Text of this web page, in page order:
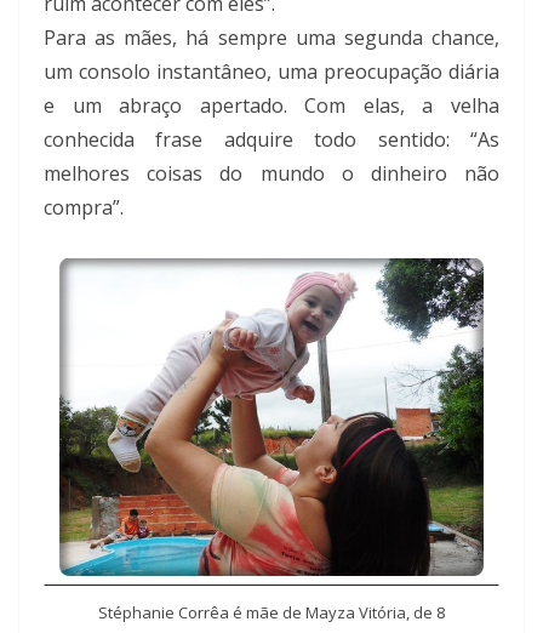
Para as mães, há sempre uma segunda chance,
um consolo instantâneo, uma preocupação diária
e um abraço apertado. Com elas, a velha
conhecida frase adquire todo sentido: “As
melhores coisas do mundo o dinheiro não
compra”.
Stéphanie Corrêa é mãe de Mayza Vitória, de 8